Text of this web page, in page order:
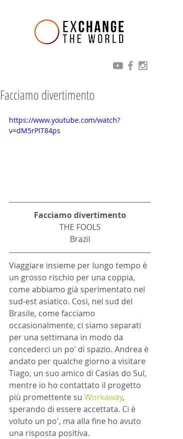
Facciamo divertimento
https://www.youtube.com/watch?
v=dM5rPIT84ps
Facciamo divertimento
THE FOOLS
Brazil
Viaggiare insieme per lungo tempo è
un grosso rischio per una coppia,
come abbiamo già sperimentato nel
sud-est asiatico. Cosi, nel sud del
Brasile, come facciamo
occasionalmente, ci siamo separati
per una settimana in modo da
concederci un po’ di spazio. Andrea è
andato per qualche giorno a visitare
Tiago, un suo amico di Casias do Sul,
mentre io ho contattato il progetto
più promettente su Workaway,
sperando di essere accettata. Ci è
voluto un po', ma alla fine ho avuto
una risposta positiva.